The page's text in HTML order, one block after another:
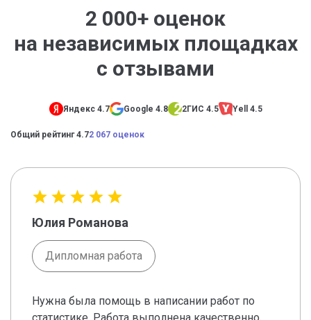
2 000+ оценок
на независимых площадках
с отзывами
Яндекс 4.7 Google 4.8 2ГИС 4.5 Yell 4.5
Общий рейтинг 4.72 067 оценок
Юлия Романова
Дипломная работа
Нужна была помощь в написании работ по